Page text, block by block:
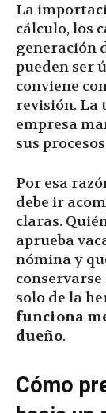
La
cálculo, los
generación
pueden ser
conviene
revisión. La
empresa
sus
Por esa
debe ir
claras.
aprueba
nómina y
conservarse
solo de la
funciona
dueño.
Cómo